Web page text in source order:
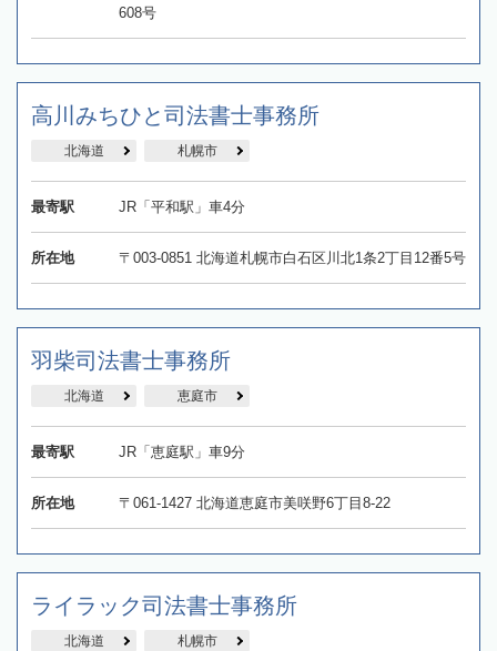
608号
高川みちひと司法書士事務所
北海道 札幌市
最寄駅 JR「平和駅」車4分
所在地 〒003-0851 北海道札幌市白石区川北1条2丁目12番5号
羽柴司法書士事務所
北海道 恵庭市
最寄駅 JR「恵庭駅」車9分
所在地 〒061-1427 北海道恵庭市美咲野6丁目8-22
ライラック司法書士事務所
北海道 札幌市